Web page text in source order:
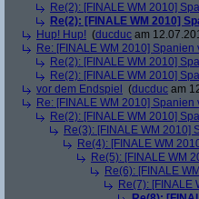
Re(2): [FINALE WM 2010]
Re(2): [FINALE WM 2010]
Hup! Hup! (ducduc am
Re: [FINALE WM 2010] Spanien
Re(2): [FINALE WM 2010]
Re(2): [FINALE WM 2010]
vor dem Endspiel
(ducduc am
Re: [FINALE WM 2010] Spanien
Re(2): [FINALE WM 2010]
Re(3): [FINALE WM 2010]
Re(4): [FINALE WM
Re(5): [FINALE WM
Re(6): [FINALE
Re(7): [FINALE